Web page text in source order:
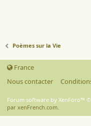
Poèmes sur la Vie
France
Nous contacter
Forum software by XenForo™ ©
par xenFrench.com.